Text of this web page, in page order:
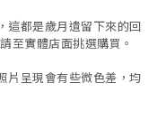
這都是歲月遺留下來的回
至實體店面挑選購買。
片呈現會有些微色差，均